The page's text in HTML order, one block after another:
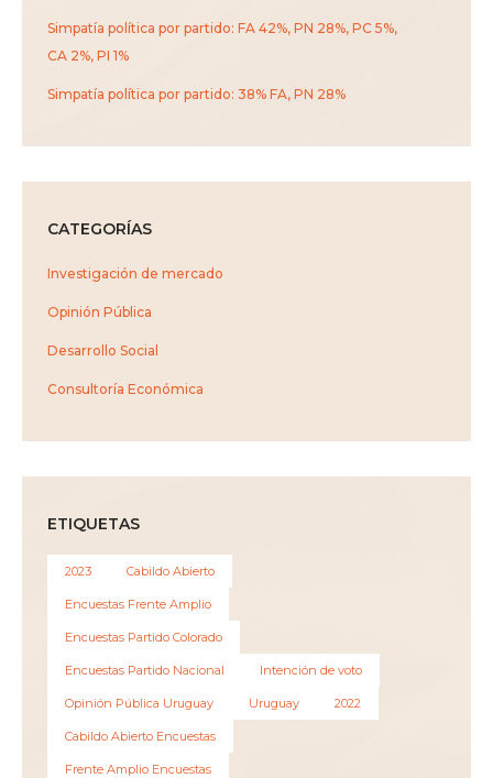
Simpatía política por partido: FA 42%, PN 28%, PC 5%,
CA 2%, PI 1%
Simpatía política por partido: 38% FA, PN 28%
CATEGORÍAS
Investigación de mercado
Opinión Pública
Desarrollo Social
Consultoría Económica
ETIQUETAS
2023 Cabildo Abierto
Encuestas Frente Amplio
Encuestas Partido Colorado
Encuestas Partido Nacional Intención de voto
Opinión Pública Uruguay Uruguay 2022
Cabildo Abierto Encuestas
Frente Amplio Encuestas